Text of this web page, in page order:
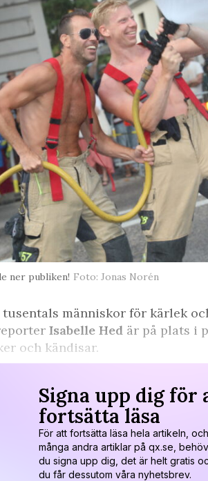
ner publiken! Foto: Jonas Norén
människor för kärlek
Isabelle Hed är på plats i
och kändisar.
Signa upp dig för
fortsätta läsa
För att fortsätta läsa hela artikeln, och
många andra artiklar på qx.se,
du signa upp dig, det är helt gratis
du får dessutom våra nyhetsbrev.